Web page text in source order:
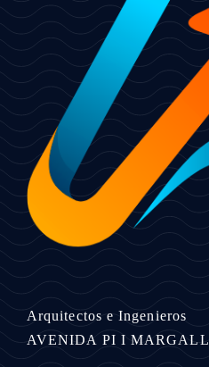
Arquitectos e Ingenieros
AVENIDA PI I MARGALL